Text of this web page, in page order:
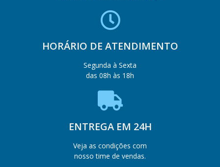
HORÁRIO DE ATENDIMENTO
Segunda à Sexta
das 08h às 18h
ENTREGA EM 24H
Veja as condições com
nosso time de vendas.